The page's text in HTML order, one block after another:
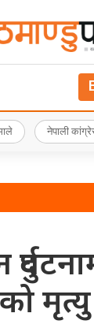
नेपाली
मृत्यु